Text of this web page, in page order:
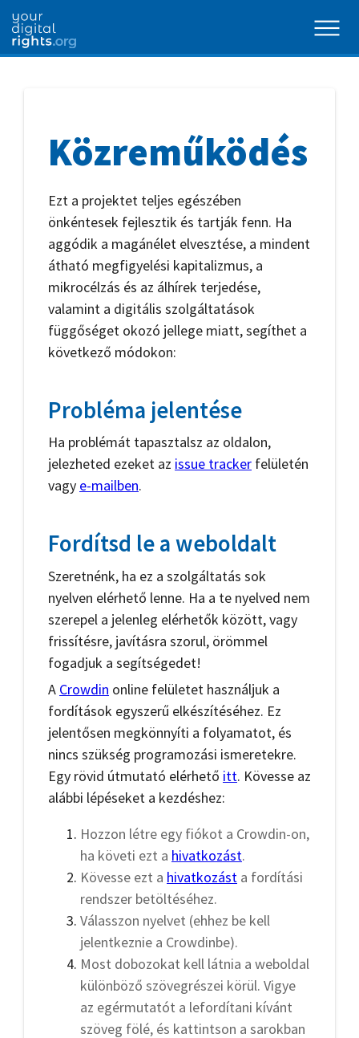
Közreműködés
Ezt a projektet teljes egészében
önkéntesek fejlesztik és tartják fenn. Ha
aggódik a magánélet elvesztése, a mindent
átható megfigyelési kapitalizmus, a
mikrocélzás és az álhírek terjedése,
valamint a digitális szolgáltatások
függőséget okozó jellege miatt, segíthet a
következő módokon:
Probléma jelentése
Ha problémát tapasztalsz az oldalon,
jelezheted ezeket az issue tracker felületén
vagy e-mailben.
Fordítsd le a weboldalt
Szeretnénk, ha ez a szolgáltatás sok
nyelven elérhető lenne. Ha a te nyelved nem
szerepel a jelenleg elérhetők között, vagy
frissítésre, javításra szorul, örömmel
fogadjuk a segítségedet!
A Crowdin online felületet használjuk a
fordítások egyszerű elkészítéséhez. Ez
jelentősen megkönnyíti a folyamatot, és
nincs szükség programozási ismeretekre.
Egy rövid útmutató elérhető itt. Kövesse az
alábbi lépéseket a kezdéshez:
Hozzon létre egy fiókot a Crowdin-on,
ha követi ezt a hivatkozást.
Kövesse ezt a hivatkozást a fordítási
rendszer betöltéséhez.
Válasszon nyelvet (ehhez be kell
jelentkeznie a Crowdinbe).
Most dobozokat kell látnia a weboldal
különböző szövegrészei körül. Vigye
az egérmutatót a lefordítani kívánt
szöveg fölé, és kattintson a sarokban